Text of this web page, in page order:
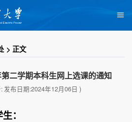
正文
二学期本科生网上选课的通知
发布日期:2024年12月06日 )
：